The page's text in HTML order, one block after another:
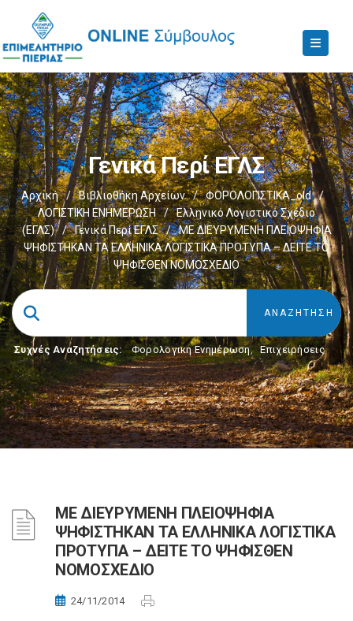
Γενικά Περί ΕΓΛΣ
Αρχική / Βιβλιοθήκη Αρχείων / ΦΟΡΟΛΟΓΙΣΤΙΚΑ_old
/
ΛΟΓΙΣΤΙΚΗ ΕΝΗΜΕΡΩΣΗ
/
Ελληνικό Λογιστικό Σχέδιο
(ΕΓΛΣ)
/ Γενικά Περί ΕΓΛΣ /
ΜΕ ΔΙΕΥΡΥΜΕΝΗ ΠΛΕΙΟΨΗΦΙΑ
ΨΗΦΙΣΤΗΚΑΝ ΤΑ ΕΛΛΗΝΙΚΑ ΛΟΓΙΣΤΙΚΑ ΠΡΟΤΥΠΑ – ΔΕΙΤΕ ΤΟ
ΨΗΦΙΣΘΕΝ ΝΟΜΟΣΧΕΔΙΟ
Συχνές Αναζητήσεις: Φορολογικη Ενημέρωση, Επιχειρήσεις
ΜΕ ΔΙΕΥΡΥΜΕΝΗ ΠΛΕΙΟΨΗΦΙΑ
ΨΗΦΙΣΤΗΚΑΝ ΤΑ ΕΛΛΗΝΙΚΑ ΛΟΓΙΣΤΙΚΑ
ΠΡΟΤΥΠΑ – ΔΕΙΤΕ ΤΟ ΨΗΦΙΣΘΕΝ
ΝΟΜΟΣΧΕΔΙΟ
24/11/2014